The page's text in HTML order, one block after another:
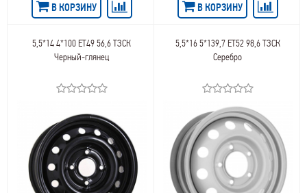
В КОРЗИНУ В КОРЗИНУ
5,5*14 4*100 ET49 56,6 ТЗСК
Черный-глянец
5,5*16 5*139,7 ET52 98,6 ТЗСК
Серебро